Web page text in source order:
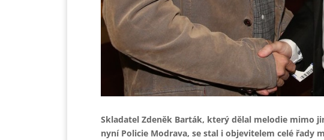
Skladatel Zdeněk Barták, který dělal melodie mimo
nyní Policie Modrava, se stal i objevitelem celé řady